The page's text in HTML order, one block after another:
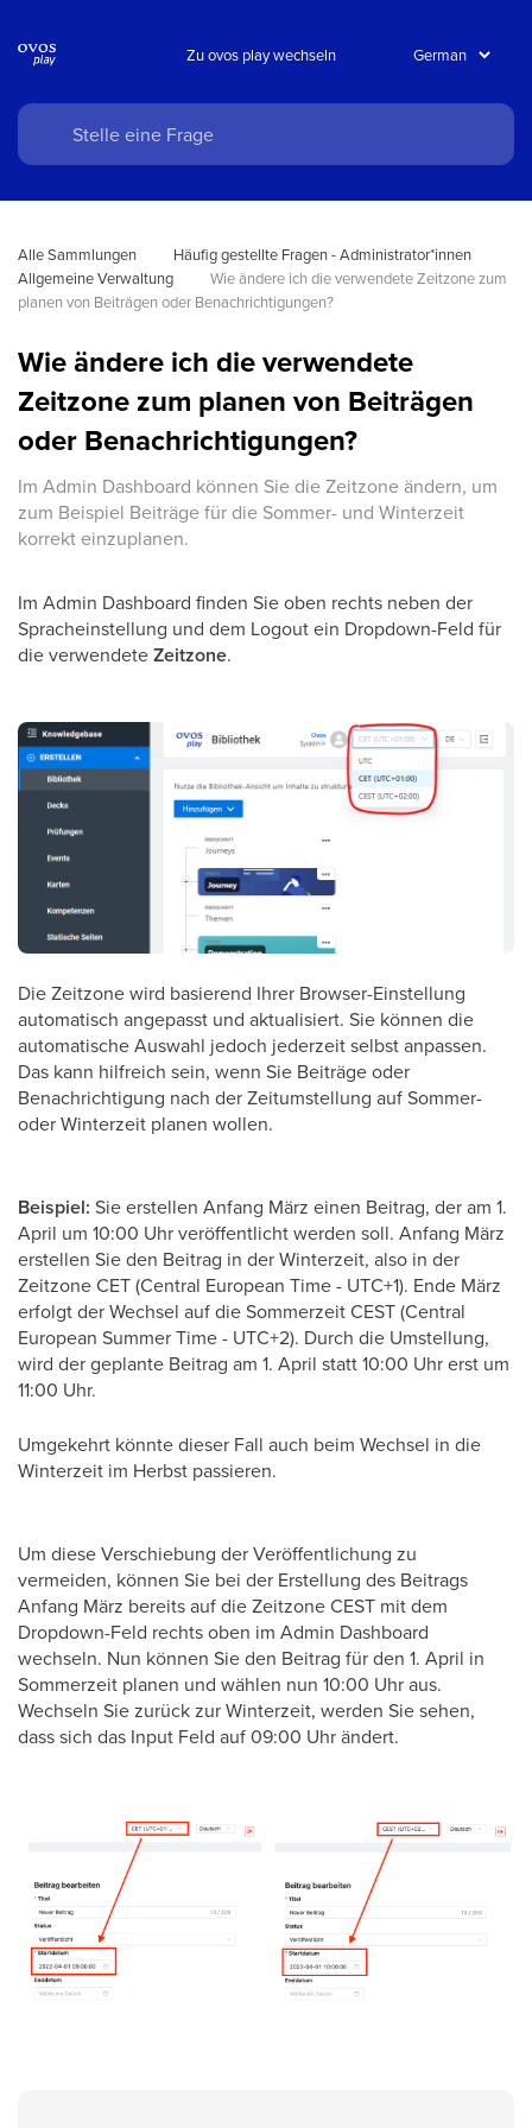
Zu ovos play wechseln
Alle Sammlungen
Häufig gestellte Fragen - Administrator*innen
Allgemeine Verwaltung
Wie ändere ich die verwendete Zeitzone zum
planen von Beiträgen oder Benachrichtigungen?
Wie ändere ich die verwendete
Zeitzone zum planen von Beiträgen
oder Benachrichtigungen?
Im Admin Dashboard können Sie die Zeitzone ändern, um
zum Beispiel Beiträge für die Sommer- und Winterzeit
korrekt einzuplanen.
Im Admin Dashboard finden Sie oben rechts neben der
Spracheinstellung und dem Logout ein Dropdown-Feld für
die verwendeteZeitzone.
Die Zeitzone wird basierend Ihrer Browser-Einstellung
automatisch angepasst und aktualisiert. Sie können die
automatische Auswahl jedoch jederzeit selbst anpassen.
Das kann hilfreich sein, wenn Sie Beiträge oder
Benachrichtigung nach der Zeitumstellung auf Sommer-
oder Winterzeit planen wollen.
Beispiel: Sie erstellen Anfang März einen Beitrag, der am 1.
April um 10:00 Uhr veröffentlicht werden soll. Anfang März
erstellen Sie den Beitrag in der Winterzeit, also in der
Zeitzone CET (Central European Time - UTC+1). Ende März
erfolgt der Wechsel auf die Sommerzeit CEST (Central
European Summer Time - UTC+2). Durch die Umstellung,
wird der geplante Beitrag am 1. April statt 10:00 Uhr erst um
11:00 Uhr.
Umgekehrt könnte dieser Fall auch beim Wechsel in die
Winterzeit im Herbst passieren.
Um diese Verschiebung der Veröffentlichung zu
vermeiden, können Sie bei der Erstellung des Beitrags
Anfang März bereits auf die Zeitzone CEST mit dem
Dropdown-Feld rechts oben im Admin Dashboard
wechseln. Nun können Sie den Beitrag für den 1. April in
Sommerzeit planen und wählen nun 10:00 Uhr aus.
Wechseln Sie zurück zur Winterzeit, werden Sie sehen,
dass sich das Input Feld auf 09:00 Uhr ändert.